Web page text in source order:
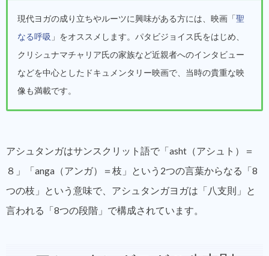
現代ヨガの成り立ちやルーツに興味がある方には、映画「聖
なる呼吸 」をオススメします。パタビジョイス氏をはじめ、
クリシュナマチャリア氏の家族など近親者へのインタビュー
などを中心としたドキュメンタリー映画で、当時の貴重な映
像も満載です。
アシュタンガはサンスクリット語で「asht（アシュト）＝
８」「anga（アンガ）＝枝」という2つの言葉からなる「8
つの枝」という意味で、アシュタンガヨガは「八支則」と
言われる「8つの段階」で構成されています。